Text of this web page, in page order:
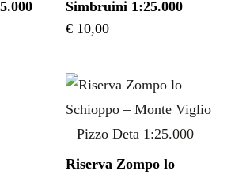
Simbruini 1:25.000
€ 10,00
Riserva Zompo lo